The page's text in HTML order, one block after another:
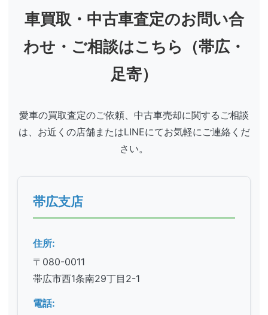
車買取・中古車査定のお問い合
わせ・ご相談はこちら（帯広・
足寄）
愛車の買取査定のご依頼、中古車売却に関するご相談
は、お近くの店舗またはLINEにてお気軽にご連絡くだ
さい。
帯広支店
住所:
〒080-0011
帯広市西1条南29丁目2-1
電話: